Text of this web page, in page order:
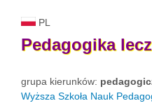
PL
Pedagogika
grupa kierunków:
Wyższa Szkoła Nauk